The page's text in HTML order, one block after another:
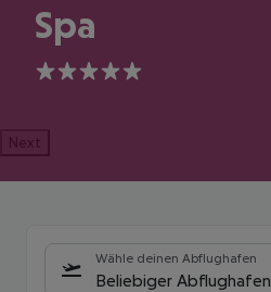
Spa
5
Next
Wähle deinen Abflughafen
Beliebiger Abflughafen